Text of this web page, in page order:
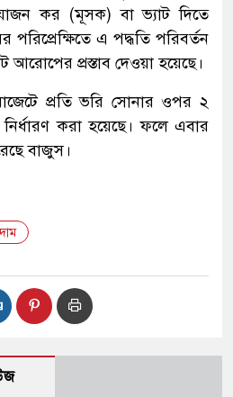
কর (মূসক) বা ভ্যাট দিতে
পরিপ্রেক্ষিতে এ পদ্ধতি পরিবর্তন
আরোপের প্রস্তাব দেওয়া হয়েছে।
প্রতি ভরি সোনার ওপর ২
করা হয়েছে। ফলে এবার
বাজুস।